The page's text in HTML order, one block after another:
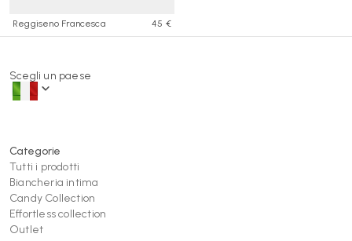
Reggiseno Francesca 45 €
Scegli un paese
Categorie
Tutti i prodotti
Biancheria intima
Candy Collection
Effortless collection
Outlet